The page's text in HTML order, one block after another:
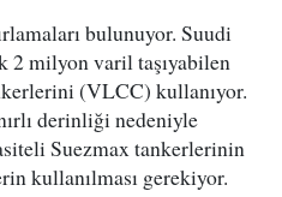
bulunuyor. Suudi
2 milyon varil taşıyabilen
(VLCC) kullanıyor.
derinliği nedeniyle
Suezmax tankerlerinin
kullanılması gerekiyor.